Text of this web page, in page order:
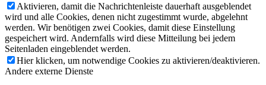
Aktivieren, damit die Nachrichtenleiste dauerhaft ausgeblendet
wird und alle Cookies, denen nicht zugestimmt wurde, abgelehnt
werden. Wir benötigen zwei Cookies, damit diese Einstellung
gespeichert wird. Andernfalls wird diese Mitteilung bei jedem
Seitenladen eingeblendet werden.
Hier klicken, um notwendige Cookies zu aktivieren/deaktivieren.
Andere externe Dienste